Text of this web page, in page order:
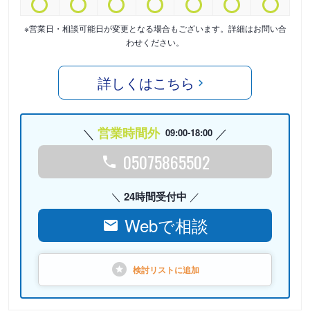
※営業日・相談可能日が変更となる場合もございます。詳細はお問い合
わせください。
詳しくはこちら
営業時間外 09:00-18:00
05075865502
24時間受付中
Webで相談
検討リストに追加